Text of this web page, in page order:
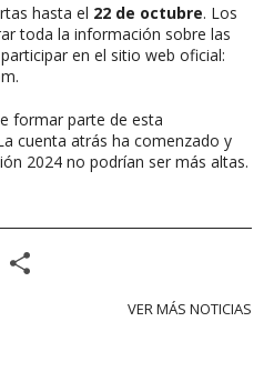
hasta el 22 de octubre. Los
toda la información sobre las
en el sitio web oficial:
.
formar parte de esta
cuenta atrás ha comenzado y
2024 no podrían ser más altas.
Email
VER MÁS NOTICIAS